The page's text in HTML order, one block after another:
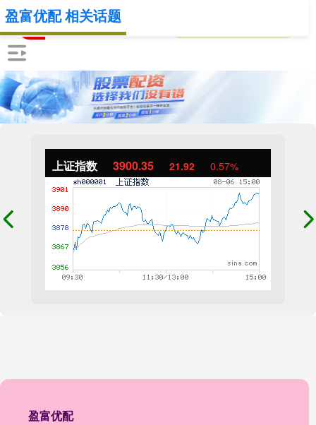
上证指数 3900.35 21.92 0.57%
盈富优配
盈富优配 相关话题